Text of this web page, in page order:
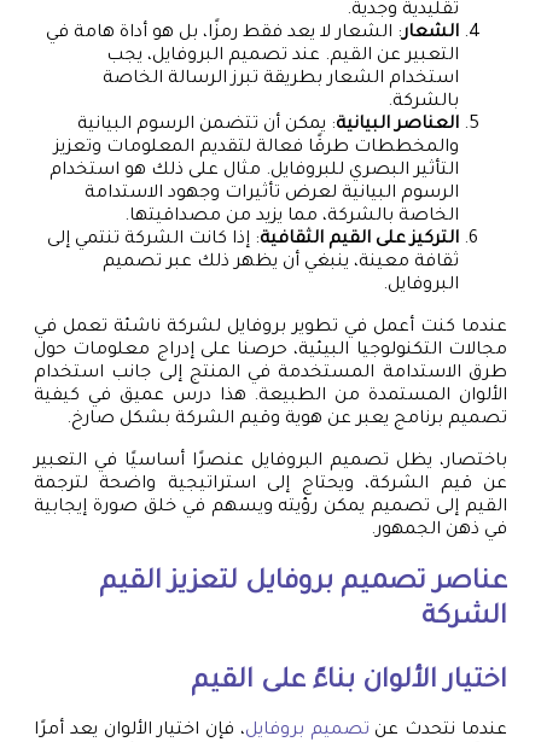
تقليدية وجدية.
الشعار: الشعار لا يعد فقط رمزًا، بل هو أداة هامة في
التعبير عن القيم. عند تصميم البروفايل، يجب
استخدام الشعار بطريقة تبرز الرسالة الخاصة
بالشركة.
العناصر البيانية: يمكن أن تتضمن الرسوم البيانية
والمخططات طرقًا فعالة لتقديم المعلومات وتعزيز
التأثير البصري للبروفايل. مثال على ذلك هو استخدام
الرسوم البيانية لعرض تأثيرات وجهود الاستدامة
الخاصة بالشركة، مما يزيد من مصداقيتها.
التركيز على القيم الثقافية: إذا كانت الشركة تنتمي إلى
ثقافة معينة، ينبغي أن يظهر ذلك عبر تصميم
البروفايل.
عندما كنت أعمل في تطوير بروفايل لشركة ناشئة تعمل في
مجالات التكنولوجيا البيئية، حرصنا على إدراج معلومات حول
طرق الاستدامة المستخدمة في المنتج إلى جانب استخدام
الألوان المستمدة من الطبيعة. هذا درس عميق في كيفية
تصميم برنامج يعبر عن هوية وقيم الشركة بشكل صارخ.
باختصار، يظل تصميم البروفايل عنصرًا أساسيًا في التعبير
عن قيم الشركة، ويحتاج إلى استراتيجية واضحة لترجمة
القيم إلى تصميم يمكن رؤيته ويسهم في خلق صورة إيجابية
في ذهن الجمهور.
عناصر تصميم بروفايل لتعزيز القيم
الشركة
اختيار الألوان بناءً على القيم
عندما نتحدث عن تصميم بروفايل، فإن اختيار الألوان يعد أمرًا